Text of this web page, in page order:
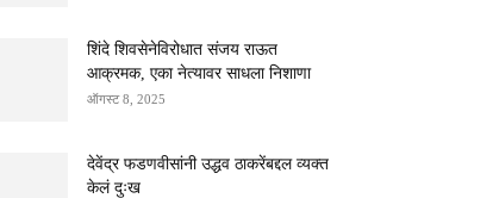
शिंदे शिवसेनेविरोधात संजय राऊत
आक्रमक, एका नेत्यावर साधला निशाणा
ऑगस्ट 8, 2025
देवेंद्र फडणवीसांनी उद्धव ठाकरेंबद्दल व्यक्त
केलं दुःख